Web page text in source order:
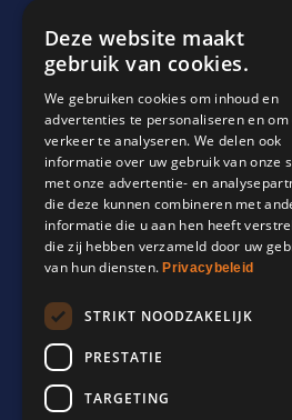
Liens rapides
Forgeage
Fonte
Constructions soudées
Solutions d’ancrage
Contact:
Emeq International B.V.
Deze website maakt
gebruik van cookies.
We gebruiken cookies om inhoud en
advertenties te personaliseren en om
verkeer te analyseren. We delen ook
informatie over uw gebruik van onze
met onze advertentie- en
die deze kunnen combineren met
informatie die u aan hen heeft
die zij hebben verzameld door uw
van hun diensten.Privacybeleid
STRIKT NOODZAKELIJK
PRESTATIE
TARGETING